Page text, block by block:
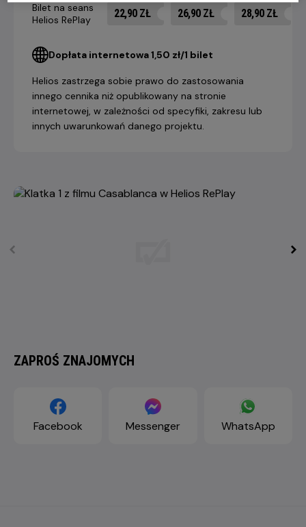
Bilet na seans
Helios RePlay
22,90 ZŁ 26,90 ZŁ 28,90 ZŁ
Dopłata internetowa 1,50 zł/1 bilet
Helios zastrzega sobie prawo do zastosowania
innego cennika niż opublikowany na stronie
internetowej, w zależności od specyfiki, zakresu lub
innych uwarunkowań danego projektu.
ZAPROŚ ZNAJOMYCH
Facebook Messenger WhatsApp